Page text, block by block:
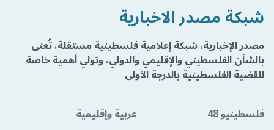
شبكة مصدر الاخبارية
مصدر الإخبارية، شبكة إعلامية فلسطينية مستقلة، تُعنى
بالشأن الفلسطيني والإقليمي والدولي، وتولي أهمية خاصة
للقضية الفلسطينية بالدرجة الأولى
فلسطينيو 48
عربية وإقليمية